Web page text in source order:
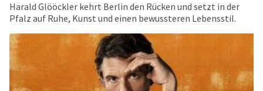
Harald Glööckler kehrt Berlin den Rücken und setzt in der
Pfalz auf Ruhe, Kunst und einen bewussteren Lebensstil.